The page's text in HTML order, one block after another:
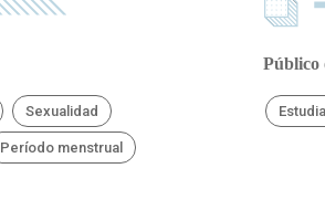
Sexualidad
Período menstrual
Público